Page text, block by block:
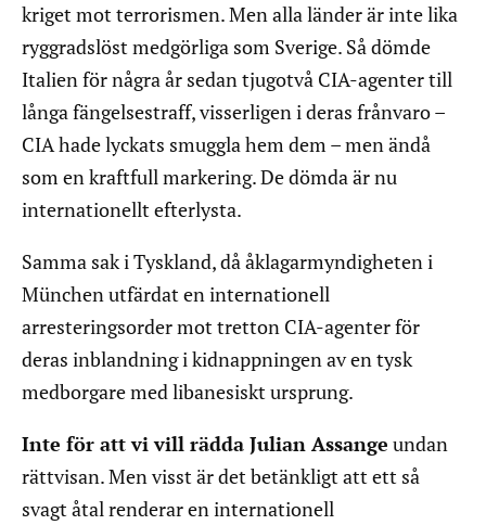
kriget mot terrorismen. Men alla länder är inte lika
ryggradslöst medgörliga som Sverige. Så dömde
Italien för några år sedan tjugotvå CIA-agenter till
långa fängelsestraff, visserligen i deras frånvaro –
CIA hade lyckats smuggla hem dem – men ändå
som en kraftfull markering. De dömda är nu
internationellt efterlysta.
Samma sak i Tyskland, då åklagarmyndigheten i
München utfärdat en internationell
arresteringsorder mot tretton CIA-agenter för
deras inblandning i kidnappningen av en tysk
medborgare med libanesiskt ursprung.
Inte för att vi vill rädda Julian Assange undan
rättvisan. Men visst är det betänkligt att ett så
svagt åtal renderar en internationell